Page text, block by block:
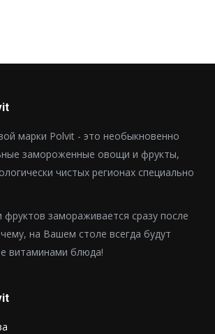
марки Polvit - это необыкновенно
замороженные овощи и фрукты,
чистых регионах специально
замораживается сразу после
на Вашем столе всегда будут
витаминами блюда!